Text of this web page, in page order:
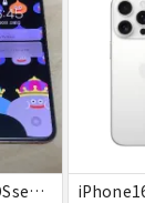
iPhoneX 2台 AQUOSsense5g ジャンク品